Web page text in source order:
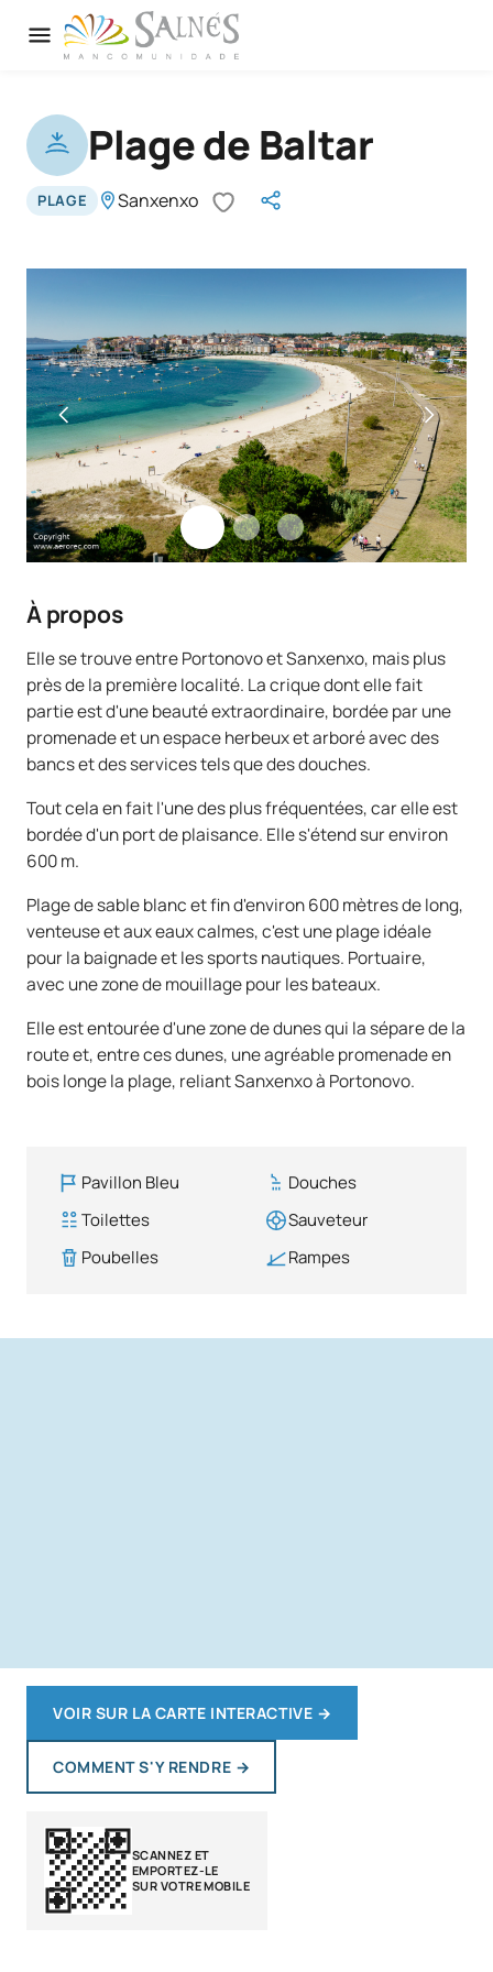
Plage de Baltar
PLAGE Sanxenxo
À propos
Elle se trouve entre Portonovo et Sanxenxo, mais plus
près de la première localité. La crique dont elle fait
partie est d'une beauté extraordinaire, bordée par une
promenade et un espace herbeux et arboré avec des
bancs et des services tels que des douches.
Tout cela en fait l'une des plus fréquentées, car elle est
bordée d'un port de plaisance. Elle s'étend sur environ
600 m.
Plage de sable blanc et fin d'environ 600 mètres de long,
venteuse et aux eaux calmes, c'est une plage idéale
pour la baignade et les sports nautiques. Portuaire,
avec une zone de mouillage pour les bateaux.
Elle est entourée d'une zone de dunes qui la sépare de la
route et, entre ces dunes, une agréable promenade en
bois longe la plage, reliant Sanxenxo à Portonovo.
Pavillon Bleu
Douches
Toilettes
Sauveteur
Poubelles
Rampes
VOIR SUR LA CARTE INTERACTIVE →
COMMENT S'Y RENDRE →
SCANNEZ ET
EMPORTEZ-LE
SUR VOTRE MOBILE